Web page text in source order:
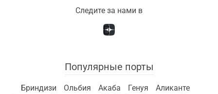
Следите за нами в
Популярные порты
Бриндизи Ольбия Акаба Генуя
Аликанте